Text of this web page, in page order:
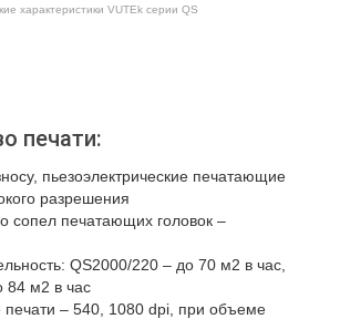
характеристики VUTEk серии QS
печати:
пьезоэлектрические печатающие
разрешения
сопел печатающих головок –
QS2000/220 – до 70 м2 в час,
84 м2 в час
– 540, 1080 dpi, при объеме